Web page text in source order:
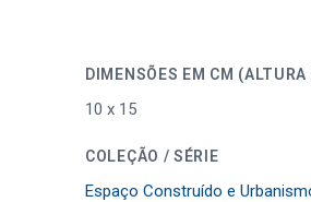
DIMENSÕES EM CM
10 x 15
COLEÇÃO / SÉRIE
Espaço Construído e